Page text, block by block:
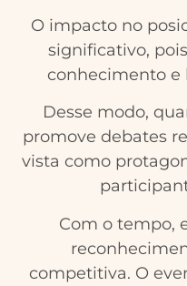
O impacto no
significativo,
conhecimento e
Desse modo,
promove debates
vista como
Com o tempo,
competitiva. O